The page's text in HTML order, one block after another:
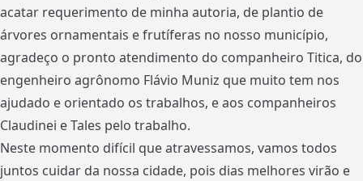
acatar requerimento de minha autoria, de plantio de
árvores ornamentais e frutíferas no nosso município,
agradeço o pronto atendimento do companheiro Titica, do
engenheiro agrônomo Flávio Muniz que muito tem nos
ajudado e orientado os trabalhos, e aos companheiros
Claudinei e Tales pelo trabalho.
Neste momento difícil que atravessamos, vamos todos
juntos cuidar da nossa cidade, pois dias melhores virão e